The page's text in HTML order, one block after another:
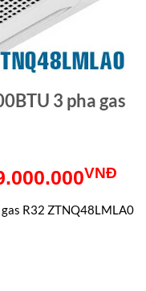
3 pha gas
VNĐGiá
R32 ZTNQ48LMLA0